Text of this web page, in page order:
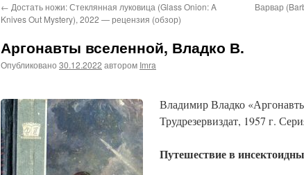
← Достать ножи: Стеклянная луковица (Glass Onion: A
Knives Out Mystery), 2022 — рецензия (обзор)
Варвар
Аргонавты вселенной, Владко В.
Опубликовано 30.12.2022 автором Imra
Владимир Владко
Трудрезервиздат, 1957 г.
Путешествие в